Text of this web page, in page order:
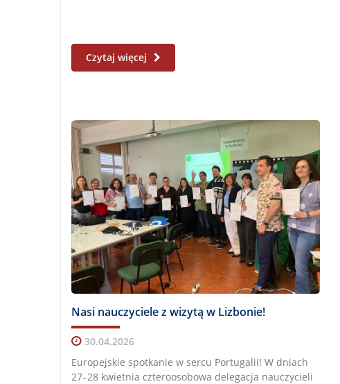
Czytaj więcej
Nasi nauczyciele z wizytą w Lizbonie!
30.04.2026
Europejskie spotkanie w sercu Portugalii! W dniach
27–28 kwietnia czteroosobowa delegacja nauczycieli